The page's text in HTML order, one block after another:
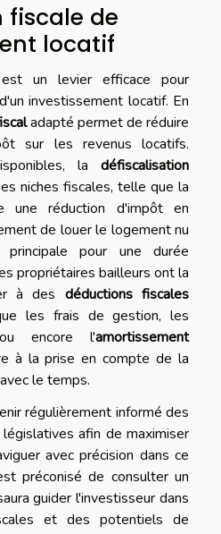
de
locatif
un levier efficace pour
investissement locatif. En
adapté permet de réduire
sur les revenus locatifs.
la défiscalisation
niches fiscales, telle que la
une réduction d'impôt en
de louer le logement nu
pour une durée
propriétaires bailleurs ont la
à des déductions fiscales
les frais de gestion, les
encore l'amortissement
à la prise en compte de la
le temps.
régulièrement informé des
afin de maximiser
avec précision dans ce
préconisé de consulter un
guider l'investisseur dans
et des potentiels de